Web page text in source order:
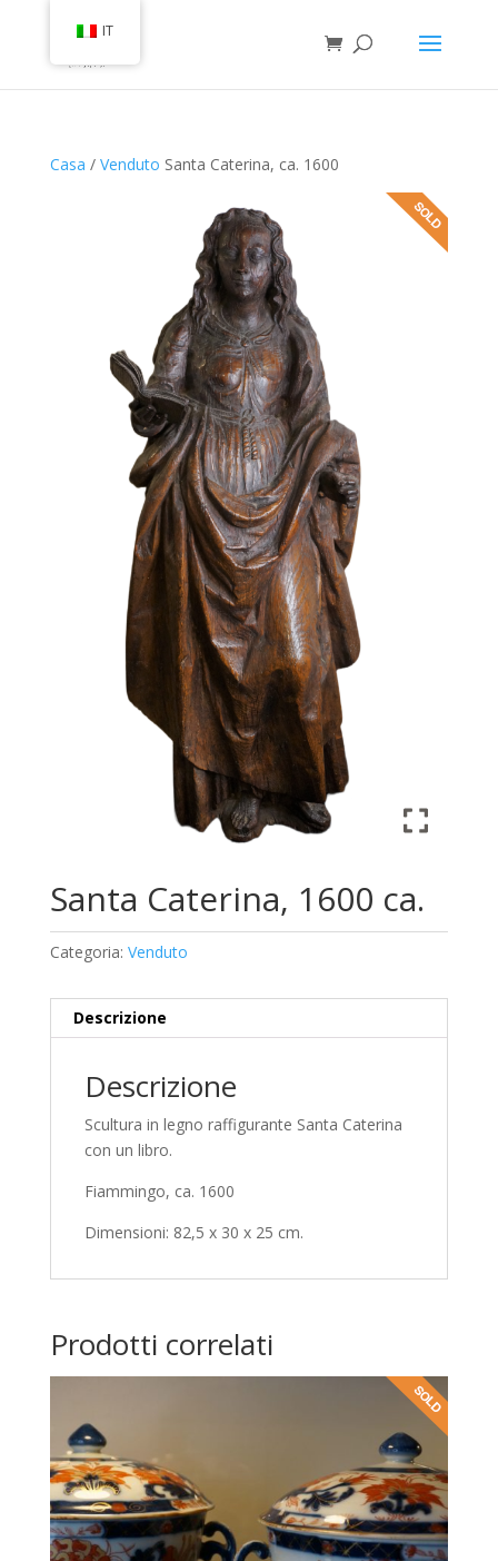
Casa / Venduto Santa Caterina, ca. 1600
Santa Caterina, 1600 ca.
Categoria: Venduto
Descrizione
Descrizione
Scultura in legno raffigurante Santa Caterina
con un libro.
Fiammingo, ca. 1600
Dimensioni: 82,5 x 30 x 25 cm.
Prodotti correlati
IT